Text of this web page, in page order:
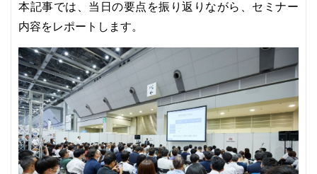
本記事では、当日の要点を振り返りながら、セミナー
内容をレポートします。